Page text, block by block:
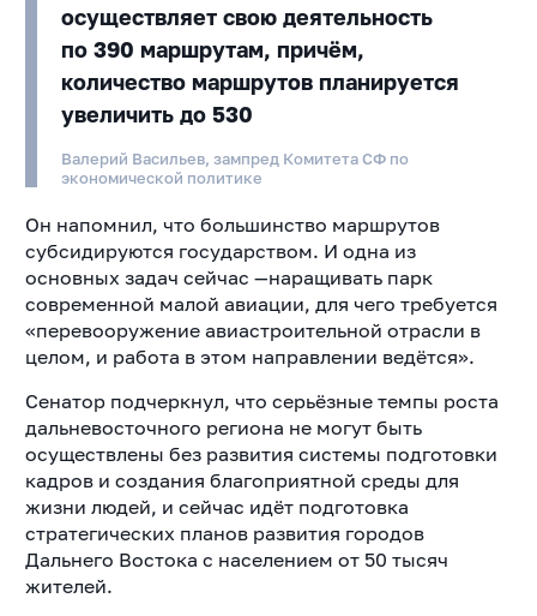
осуществляет свою деятельность
по 390 маршрутам, причём,
количество маршрутов планируется
увеличить до 530
Валерий Васильев, зампред Комитета СФ по
экономической политике
Он напомнил, что большинство маршрутов
субсидируются государством. И одна из
основных задач сейчас —наращивать парк
современной малой авиации, для чего требуется
«перевооружение авиастроительной отрасли в
целом, и работа в этом направлении ведётся».
Сенатор подчеркнул, что серьёзные темпы роста
дальневосточного региона не могут быть
осуществлены без развития системы подготовки
кадров и создания благоприятной среды для
жизни людей, и сейчас идёт подготовка
стратегических планов развития городов
Дальнего Востока с населением от 50 тысяч
жителей.